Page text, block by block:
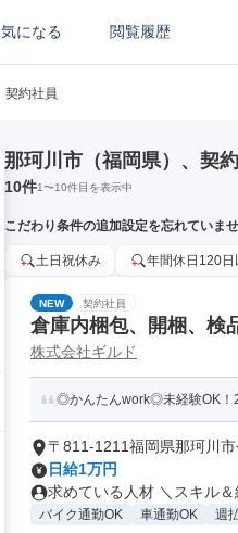
気になる 閲覧履歴
契約社員
那珂川市（福岡県）、契
10件1〜10件目を表示中
こだわり条件の追加設定を忘れていま
土日祝休み 年間休日120日
NEW 契約社員
倉庫内梱包、開梱、検
株式会社ギルド
◎かんたんwork◎未経験OK！
〒811-1211福岡県那珂川
日給1万円
求めている人材 ＼スキル
バイク通勤OK 車通勤OK 週